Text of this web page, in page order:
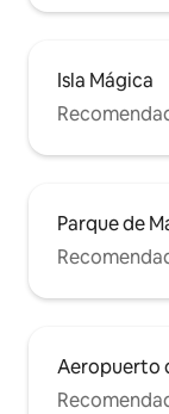
Isla Mágica
Parque de
Aeropuerto